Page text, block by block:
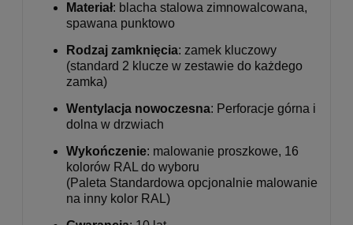
Materiał: blacha stalowa zimnowalcowana,
spawana punktowo
Rodzaj zamknięcia: zamek kluczowy
(standard 2 klucze w zestawie do każdego
zamka)
Wentylacja nowoczesna: Perforacje górna i
dolna w drzwiach
Wykończenie: malowanie proszkowe, 16
kolorów RAL do wyboru
(Paleta Standardowa opcjonalnie malowanie
na inny kolor RAL)